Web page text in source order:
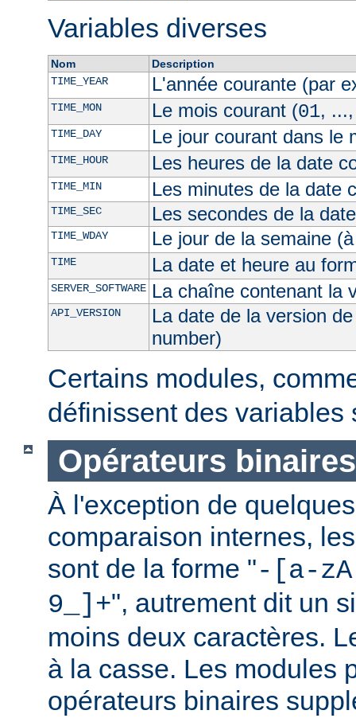
Variables diverses
Nom
Description
TIME_YEAR
L'année courante (par
TIME_MON Le mois courant (01,
TIME_DAY Le jour courant dans le
TIME_HOUR Les heures de la date
TIME_MIN Les minutes de la date
TIME_SEC Les secondes de la
TIME_WDAY Le jour de la semaine
TIME La date et heure au
SERVER_SOFTWARE La chaîne contenant la
API_VERSION
La date de la version
number)
Certains modules,
définissent des variables
Opérateurs binaires
À l'exception de
comparaison internes,
sont de la forme "-[a-
9_]+", autrement dit un
moins deux caractères.
à la casse. Les modules
opérateurs binaires